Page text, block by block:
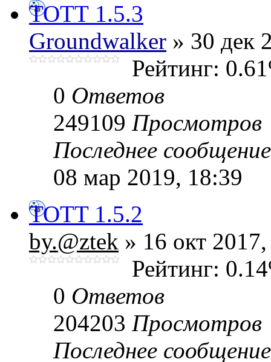
ТОТТ 1.5.3
Groundwalker » 30 дек
Рейтинг:
0 Ответов
249109 Просмотров
Последнее
08 мар 2019, 18:39
TOTT 1.5.2
by.@ztek » 16 окт
Рейтинг:
0 Ответов
204203 Просмотров
Последнее